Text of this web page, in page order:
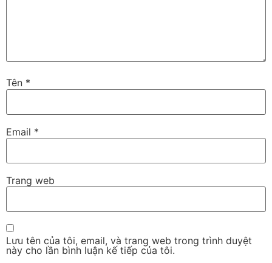
Tên *
Email *
Trang web
Lưu tên của tôi, email, và trang web trong trình duyệt
này cho lần bình luận kế tiếp của tôi.